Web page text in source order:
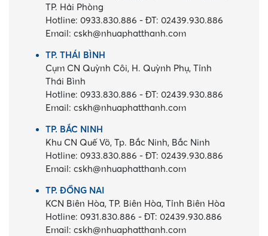
TP. Hải Phòng
Hotline: 0933.830.886 -ĐT: 02439.930.886
Email:cskh@nhuaphatthanh.com
TP. THÁI BÌNH
Cụm CN Quỳnh Côi, H. Quỳnh Phụ, Tỉnh
Thái Bình
Hotline: 0933.830.886 -ĐT: 02439.930.886
Email:cskh@nhuaphatthanh.com
TP. BẮC NINH
Khu CN Quế Võ, Tp. Bắc Ninh, Bắc Ninh
Hotline: 0933.830.886 -ĐT: 02439.930.886
Email:cskh@nhuaphatthanh.com
TP. ĐỒNG NAI
KCN Biên Hòa, TP. Biên Hòa, Tỉnh Biên Hòa
Hotline: 0931.830.886 -ĐT: 02439.930.886
Email:cskh@nhuaphatthanh.com